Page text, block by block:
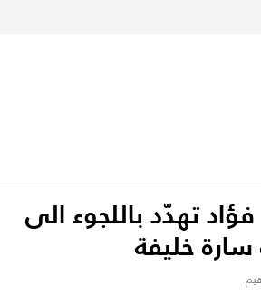
فؤاد تهدّد باللجوء الى
خليفة